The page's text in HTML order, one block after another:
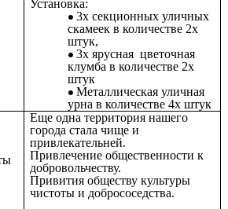
Установка:
3х секционных уличных
скамеек в количестве 2х
штук,
3х ярусная цветочная
клумба в количестве 2х
штук
Металлическая уличная
урна в количестве 4х штук
Еще одна территория нашего
города стала чище и
привлекательней.
Привлечение общественности к
добровольчеству.
Привития обществу культуры
чистоты и добрососедства.